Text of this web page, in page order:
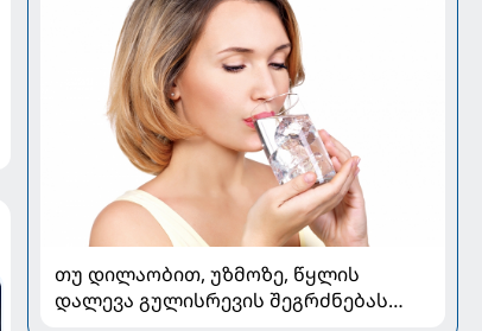
თუ დილაობით, უზმოზე, წყლის
დალევა გულისრევის შეგრძნებას